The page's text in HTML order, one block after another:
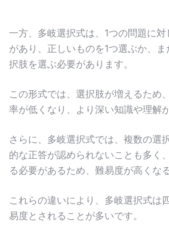
一方、多岐選択式は、1つの問題に
があり、正しいものを1つ選ぶか、
択肢を選ぶ必要があります。
この形式では、選択肢が増えるため
率が低くなり、より深い知識や理解
さらに、多岐選択式では、複数の選
的な正答が認められないことも多く
る必要があるため、難易度が高くな
これらの違いにより、多岐選択式は
易度とされることが多いです。